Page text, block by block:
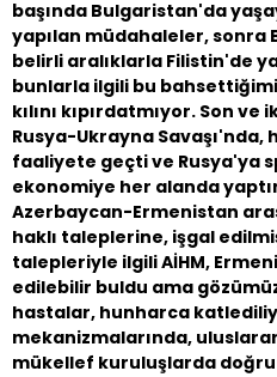
başında Bulgaristan'da
yapılan müdahaleler, sonra
belirli aralıklarla Filistin'de
bunlarla ilgili bu
kılını kıpırdatmıyor. Son ve
Rusya-Ukrayna Savaşı'nda,
faaliyete geçti ve Rusya'ya
ekonomiye her alanda
Azerbaycan-Ermenistan
haklı taleplerine, işgal
talepleriyle ilgili AİHM,
edilebilir buldu ama
hastalar, hunharca
mekanizmalarında,
mükellef kuruluşlarda doğru